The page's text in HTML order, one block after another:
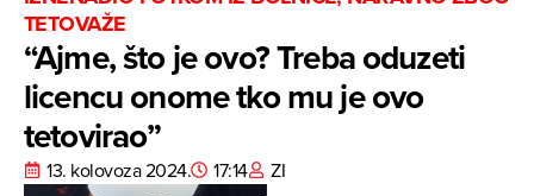
TETOVAŽE
“Ajme, što je ovo? Treba oduzeti
licencu onome tko mu je ovo
tetovirao”
13. kolovoza 2024. 17:14 ZI